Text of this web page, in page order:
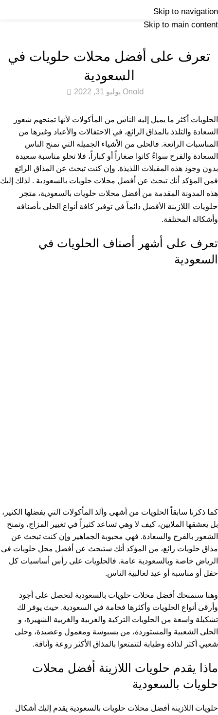
Skip to navigation
Skip to main content
حكايات السكر والمذاق
تعرف على أفضل محلات حلويات في
السعودية
oldOn يوليو 31, 2022 0
الحلويات أكثر ما يميل إليه الناس من المأكولات لأنها تمنحهم شعور
السعادة والتلذذ بالمذاق الرائع، في الاحتفالات والأعياد وغيرها من
المناسبات الرائعة. فالحلى من الأشياء الجميلة التي تمنح الناس
السعادة والفرح سواءً كانوا صغاراً أو كباراً، فلا تخلو مناسبة سعيدة
بدون وجود هذه المقبلات اللذيذة. وإن كنت تبحث عن المذاق الرائع
فمن المؤكد أنك تبحث عن أفضل محلات حلويات بالسعودية . لذلك إليك
هذه المدونة المقدمة من أفضل محلات حلويات بالسعودية، متجر
حلويات اللازينة الأفضل دائماً في توفير كافة أنواع الحلى بأصنافه
وأشكاله المختلفة.
تعرف على أشهر أصناف الحلويات في
السعودية
كما ذكرنا سابقاً الحلويات من أشهى وألذ المأكولات التي يفضلها الكثير،
بل يعشقها الملايين، كيف لا وهي تساعد كثيراً في تغيير المزاج، وتمنح
الشعور بالفرح والسعادة. فهي محبوبة الجماهير وإن كنت تبحث عن
مذاق حلويات رائع، من المؤكد أنك ستبحث عن أفضل محل حلويات في
الرياض خاصة وبالسعودية عامة. فالحلويات على رأس أساسيات كل
حفل أو مناسبة أو عيد لغالبية الناس.
وهنا سنمنحك أفضل محلات حلويات بالسعودية لتحصل على أجود
وأرقى أنواع الحلويات وأكثرها فخامة في السعودية. حيث يوفر لك
تشكيلة واسعة من الحلويات التركية والعربية والغربية الشهيرة، و
الحلى الشعبية والمستوردة، من بسبوسة ومعمول وعصيدة، وحلى
شعبي أكثر لذاذة وطيابة لتتمتعوا بالمذاق الأكثر روعة وأناقة.
ماذا يقدم حلويات اللازينة أفضل محلات
حلويات بالسعودية
حلويات اللازينة أفضل محلات حلويات بالسعودية يقدم إليك أشكال